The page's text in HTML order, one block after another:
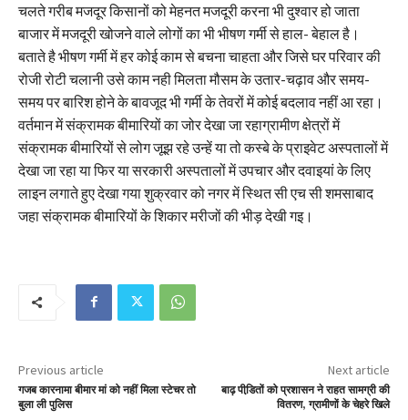
चलते गरीब मजदूर किसानों को मेहनत मजदूरी करना भी दुश्वार हो जाता
बाजार में मजदूरी खोजने वाले लोगों का भी भीषण गर्मी से हाल- बेहाल है।
बताते है भीषण गर्मी में हर कोई काम से बचना चाहता और जिसे घर परिवार की
रोजी रोटी चलानी उसे काम नही मिलता मौसम के उतार-चढ़ाव और समय-
समय पर बारिश होने के बावजूद भी गर्मी के तेवरों में कोई बदलाव नहीं आ रहा।
वर्तमान में संक्रामक बीमारियों का जोर देखा जा रहाग्रामीण क्षेत्रों में
संक्रामक बीमारियों से लोग जूझ रहे उन्हें या तो कस्बे के प्राइवेट अस्पतालों में
देखा जा रहा या फिर या सरकारी अस्पतालों में उपचार और दवाइयां के लिए
लाइन लगाते हुए देखा गया शुक्रवार को नगर में स्थित सी एच सी शमसाबाद
जहा संक्रामक बीमारियों के शिकार मरीजों की भीड़ देखी गइ।
Previous article
गजब कारनामा बीमार मां को नहीं मिला स्टेचर तो
बुला ली पुलिस
Next article
बाढ़ पीडि़तों को प्रशासन ने राहत सामग्री की
वितरण, ग्रामीणों के चेहरे खिले